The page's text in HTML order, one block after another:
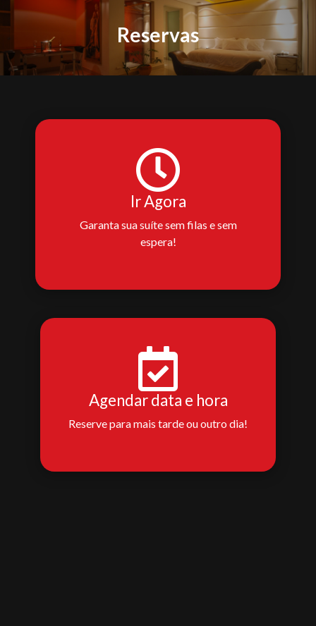
Reservas
Ir Agora
Garanta sua suíte sem filas e sem
espera!
Agendar data e hora
Reserve para mais tarde ou outro dia!